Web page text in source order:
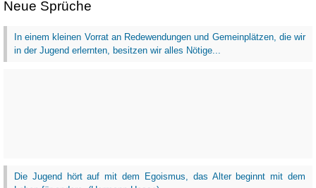
Neue Sprüche
In einem kleinen Vorrat an Redewendungen und Gemeinplätzen, die wir
in der Jugend erlernten, besitzen wir alles Nötige...
Die Jugend hört auf mit dem Egoismus, das Alter beginnt mit dem